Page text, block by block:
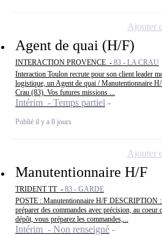
Agent de quai (H/F)
INTERACTION PROVENCE - 83 - LA CRAU
Interaction Toulon recrute pour son client leader
logistique, un Agent de quai / Manutentionnaire
Crau (83). Vos futures missions ...
Intérim - Temps partiel
Publié il y a 8 jours
Ajouter
Manutentionnaire H/F
TRIDENT TT - 83 - GARDE
POSTE : Manutentionnaire H/F DESCRIPTION
préparer des commandes avec précision, au
dépôt, vous préparez les commandes,...
Intérim - Non renseigné
Ajouter